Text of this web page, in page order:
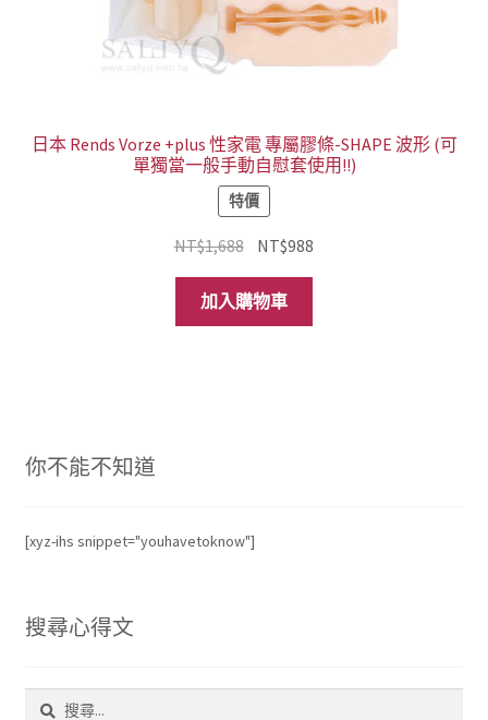
日本 Rends Vorze +plus 性家電 專屬膠條-SHAPE 波形 (可
單獨當一般手動自慰套使用!!)
特價
NT$1,688 原
始
價
格：
NT$988
加入購物車
你不能不知道
[xyz-ihs snippet="youhavetoknow"]
搜尋心得文